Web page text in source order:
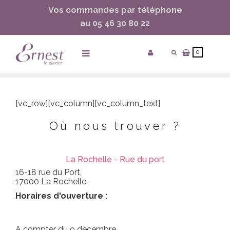
super clone watches
Vos commandes par téléphone
au 05 46 30 80 22
0
Accueil /Nos Boutiques
[vc_row][vc_column][vc_column_text]
Où nous trouver ?
La Rochelle - Rue du port
16-18 rue du Port,
17000 La Rochelle.
Horaires d'ouverture :